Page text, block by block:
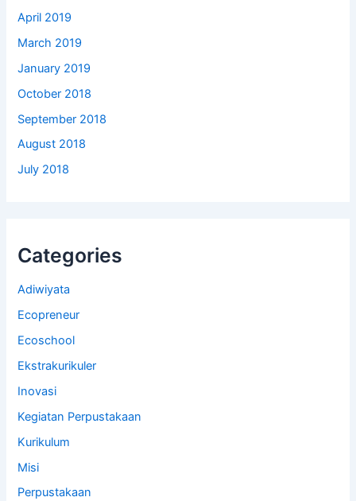
April 2019
March 2019
January 2019
October 2018
September 2018
August 2018
July 2018
Categories
Adiwiyata
Ecopreneur
Ecoschool
Ekstrakurikuler
Inovasi
Kegiatan Perpustakaan
Kurikulum
Misi
Perpustakaan